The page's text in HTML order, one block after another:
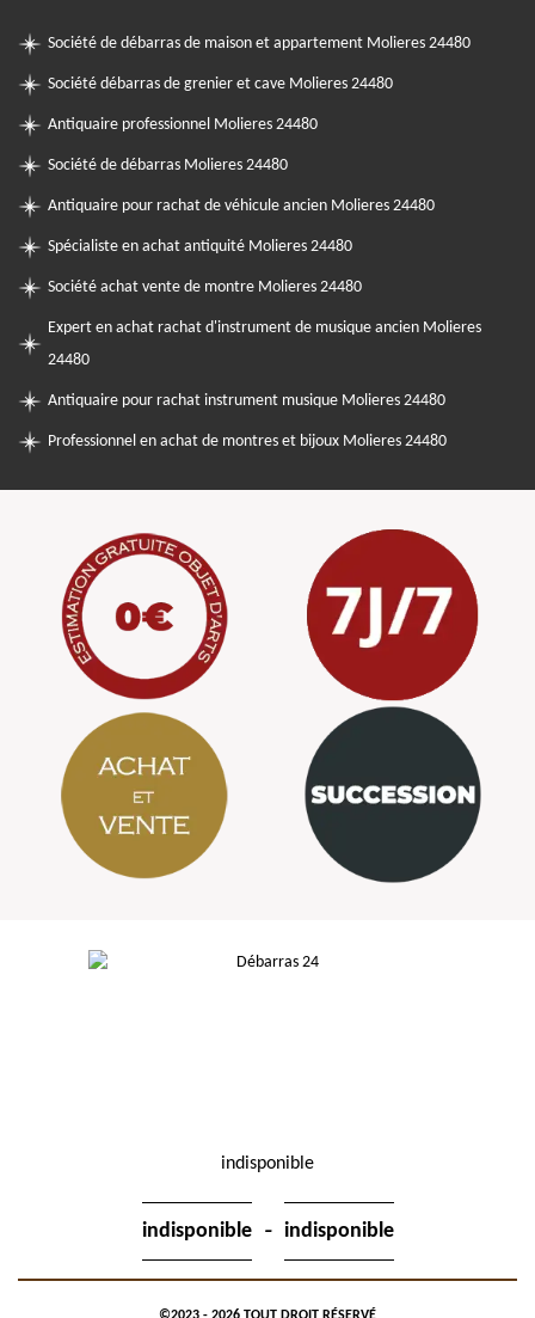
Société de débarras de maison et appartement Molieres 24480
Société débarras de grenier et cave Molieres 24480
Antiquaire professionnel Molieres 24480
Société de débarras Molieres 24480
Antiquaire pour rachat de véhicule ancien Molieres 24480
Spécialiste en achat antiquité Molieres 24480
Société achat vente de montre Molieres 24480
Expert en achat rachat d'instrument de musique ancien Molieres
24480
Antiquaire pour rachat instrument musique Molieres 24480
Professionnel en achat de montres et bijoux Molieres 24480
indisponible
indisponible - indisponible